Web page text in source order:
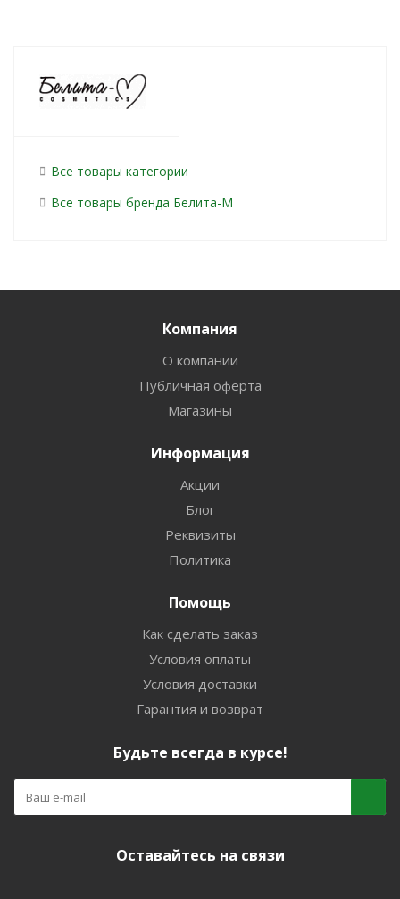
Все товары категории
Все товары бренда Белита-М
Компания
О компании
Публичная оферта
Магазины
Информация
Акции
Блог
Реквизиты
Политика
Помощь
Как сделать заказ
Условия оплаты
Условия доставки
Гарантия и возврат
Будьте всегда в курсе!
Оставайтесь на связи